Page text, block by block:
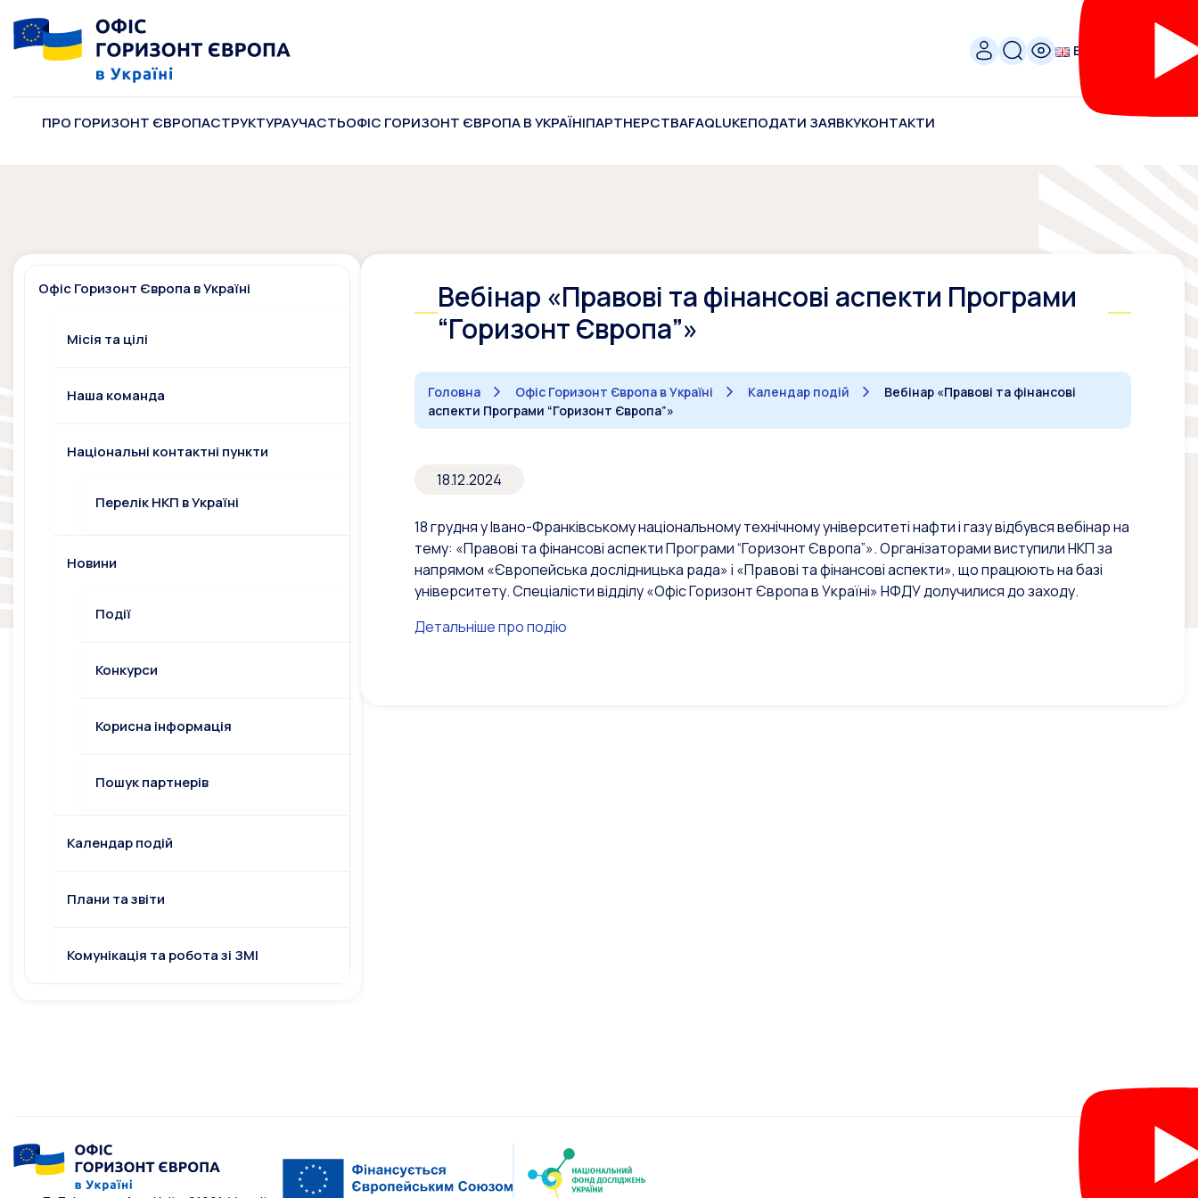
ENG
ПРО ГОРИЗОНТ ЄВРОПАСТРУКТУРАУЧАСТЬОФІС ГОРИЗОНТ ЄВРОПА В УКРАЇНІПАРТНЕРСТВАFAQLUKEПОДАТИ ЗАЯВКУКОНТАКТИ
Офіс Горизонт Європа в Україні
Місія та цілі
Наша команда
Національні контактні пункти
Перелік НКП в Україні
Новини
Події
Конкурси
Корисна інформація
Пошук партнерів
Календар подій
Плани та звіти
Комунікація та робота зі ЗМІ
Вебінар «Правові та фінансові аспекти Програми
“Горизонт Європа”»
Головна Офіс Горизонт Європа в Україні Календар подій
Вебінар «Правові та фінансові
аспекти Програми “Горизонт Європа”»
18.12.2024
18 грудня у Івано-Франківському національному технічному університеті нафти і газу відбувся вебінар на
тему: «Правові та фінансові аспекти Програми “Горизонт Європа”». Організаторами виступили НКП за
напрямом «Європейська дослідницька рада» і «Правові та фінансові аспекти», що працюють на базі
університету. Спеціалісти відділу «Офіс Горизонт Європа в Україні» НФДУ долучилися до заходу.
Детальніше про подію